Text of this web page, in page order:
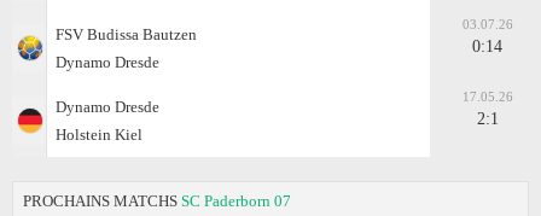
FSV Budissa Bautzen
Dynamo Dresde
03.07.26
0:14
Dynamo Dresde
Holstein Kiel
17.05.26
2:1
PROCHAINS MATCHS SC Paderborn 07